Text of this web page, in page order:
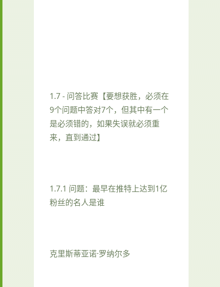
1.7 - 问答比赛【要想获胜，必须在
9个问题中答对7个，但其中有一个
是必须错的，如果失误就必须重
来，直到通过】
1.7.1 问题：最早在推特上达到1亿
粉丝的名人是谁
克里斯蒂亚诺·罗纳尔多